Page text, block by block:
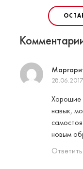
Хорошие
навык,
новым
Ответить